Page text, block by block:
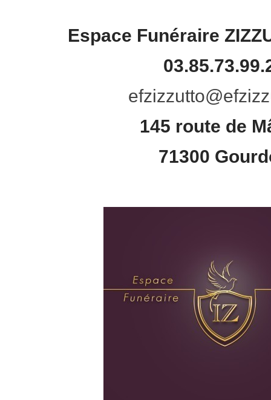
Espace Funéraire
efzizzutto@
145 route de
71300